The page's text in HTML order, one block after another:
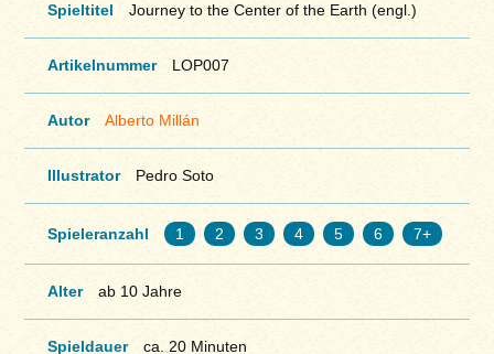
Spieltitel Journey to the Center of the Earth (engl.)
Artikelnummer LOP007
Autor Alberto Millán
Illustrator Pedro Soto
Spieleranzahl 1 2 3 4 5 6 7+
Alter ab 10 Jahre
Spieldauer ca. 20 Minuten